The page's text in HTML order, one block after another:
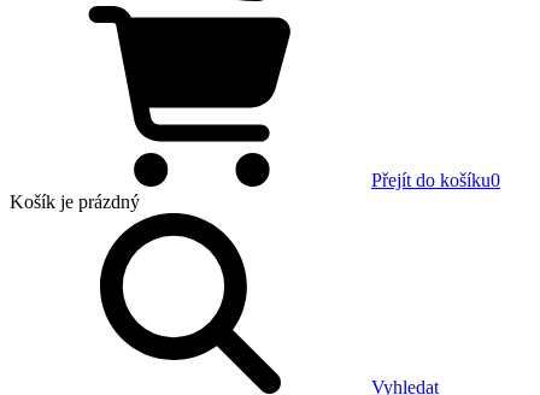
Přejít do košíku0
Košík je prázdný
Vyhledat